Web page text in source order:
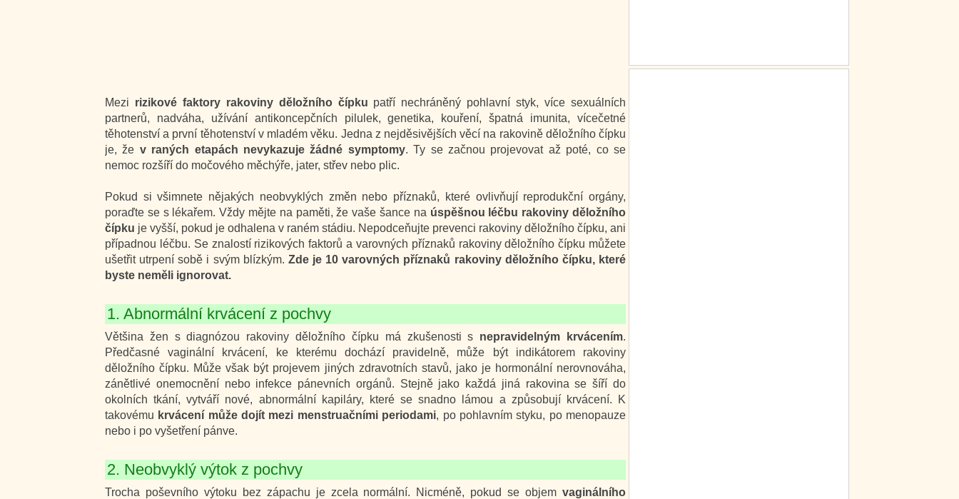
Mezi rizikové faktory rakoviny děložního čípku patří nechráněný pohlavní styk, více sexuálních
partnerů, nadváha, užívání antikoncepčních pilulek, genetika, kouření, špatná imunita, vícečetné
těhotenství a první těhotenství v mladém věku. Jedna z nejděsivějších věcí na rakovině děložního čípku
je, že v raných etapách nevykazuje žádné symptomy. Ty se začnou projevovat až poté, co se
nemoc rozšíří do močového měchýře, jater, střev nebo plic.
Pokud si všimnete nějakých neobvyklých změn nebo příznaků, které ovlivňují reprodukční orgány,
poraďte se s lékařem. Vždy mějte na paměti, že vaše šance na úspěšnou léčbu rakoviny děložního
čípku je vyšší, pokud je odhalena v raném stádiu. Nepodceňujte prevenci rakoviny děložního čípku, ani
případnou léčbu. Se znalostí rizikových faktorů a varovných příznaků rakoviny děložního čípku můžete
ušetřit utrpení sobě i svým blízkým. Zde je 10 varovných příznaků rakoviny děložního čípku, které
byste neměli ignorovat.
1. Abnormální krvácení z pochvy
Většina žen s diagnózou rakoviny děložního čípku má zkušenosti s nepravidelným krvácením.
Předčasné vaginální krvácení, ke kterému dochází pravidelně, může být indikátorem rakoviny
děložního čípku. Může však být projevem jiných zdravotních stavů, jako je hormonální nerovnováha,
zánětlivé onemocnění nebo infekce pánevních orgánů. Stejně jako každá jiná rakovina se šíří do
okolních tkání, vytváří nové, abnormální kapiláry, které se snadno lámou a způsobují krvácení. K
takovému krvácení může dojít mezi menstruačními periodami, po pohlavním styku, po menopauze
nebo i po vyšetření pánve.
2. Neobvyklý výtok z pochvy
Trocha poševního výtoku bez zápachu je zcela normální. Nicméně, pokud se objem vaginálního